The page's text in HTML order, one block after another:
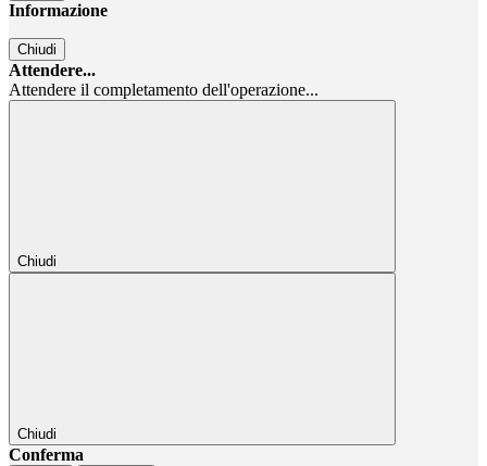
Informazione
Chiudi
Attendere...
Attendere il completamento dell'operazione...
Chiudi
Chiudi
Conferma